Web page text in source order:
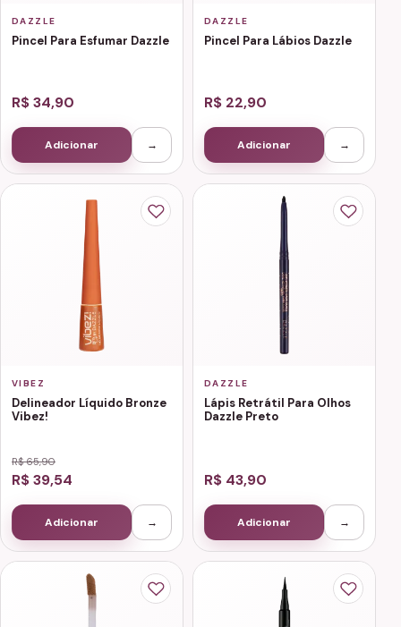
DAZZLE
Pincel Para Esfumar Dazzle
R$ 34,90
Adicionar →
DAZZLE
Pincel Para Lábios Dazzle
R$ 22,90
Adicionar →
VIBEZ
Delineador Líquido Bronze
Vibez!
R$ 65,90
R$ 39,54
Adicionar →
DAZZLE
Lápis Retrátil Para Olhos
Dazzle Preto
R$ 43,90
Adicionar →